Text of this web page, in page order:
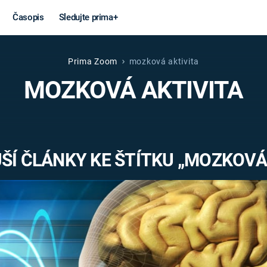
Časopis Sledujte prima+
Věda a
technika
MARS
Války
VÁLEČNÉ
Záhady a
Prima Zoom mozková aktivita
MOZKOVÁ AKTIVITA
ČLÁNKY KE ŠTÍTKU